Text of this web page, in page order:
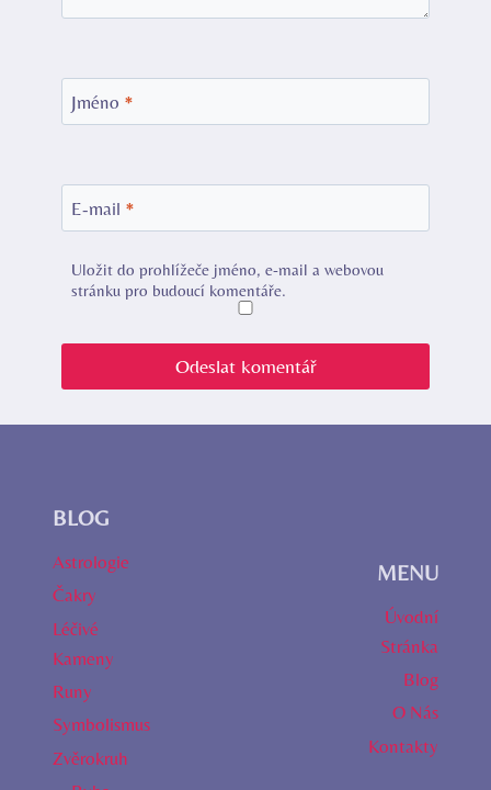
Jméno *
E-mail *
Uložit do prohlížeče jméno, e-mail a webovou
stránku pro budoucí komentáře.
BLOG
Astrologie
Čakry
Léčivé
Kameny
Runy
Symbolismus
Zvěrokruh
MENU
Úvodní
Stránka
Blog
O Nás
Kontakty